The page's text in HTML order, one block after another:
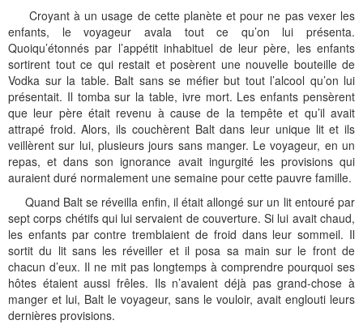
Croyant à un usage de cette planète et pour ne pas vexer les
enfants, le voyageur avala tout ce qu’on lui présenta.
Quoiqu’étonnés par l’appétit inhabituel de leur père, les enfants
sortirent tout ce qui restait et posèrent une nouvelle bouteille de
Vodka sur la table. Balt sans se méfier but tout l’alcool qu’on lui
présentait. Il tomba sur la table, ivre mort. Les enfants pensèrent
que leur père était revenu à cause de la tempête et qu’il avait
attrapé froid. Alors, ils couchèrent Balt dans leur unique lit et ils
veillèrent sur lui, plusieurs jours sans manger. Le voyageur, en un
repas, et dans son ignorance avait ingurgité les provisions qui
auraient duré normalement une semaine pour cette pauvre famille.
Quand Balt se réveilla enfin, il était allongé sur un lit entouré par
sept corps chétifs qui lui servaient de couverture. Si lui avait chaud,
les enfants par contre tremblaient de froid dans leur sommeil. Il
sortit du lit sans les réveiller et il posa sa main sur le front de
chacun d’eux. Il ne mit pas longtemps à comprendre pourquoi ses
hôtes étaient aussi frêles. Ils n’avaient déjà pas grand-chose à
manger et lui, Balt le voyageur, sans le vouloir, avait englouti leurs
dernières provisions.